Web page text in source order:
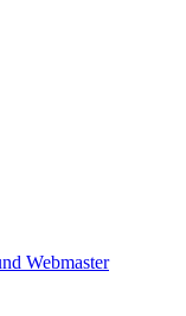
Webmaster